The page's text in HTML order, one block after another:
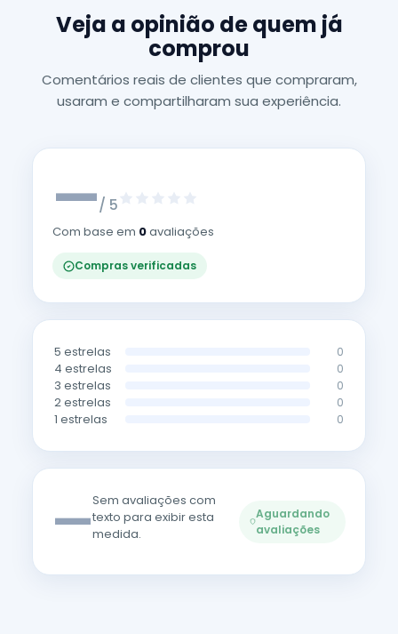
Veja a opinião de quem já
comprou
Comentários reais de clientes que compraram,
usaram e compartilharam sua experiência.
—/ 5
Com base em 0avaliações
Compras verificadas
5 estrelas 0
4 estrelas 0
3 estrelas 0
2 estrelas 0
1 estrelas 0
—Sem avaliações com
texto para exibir esta
medida.
Aguardando
avaliações